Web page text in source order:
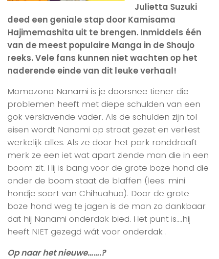
Julietta Suzuki
deed een geniale stap door Kamisama
Hajimemashita uit te brengen. Inmiddels één
van de meest populaire Manga in de Shoujo
reeks. Vele fans kunnen niet wachten op het
naderende einde van dit leuke verhaal!
Momozono Nanami is je doorsnee tiener die
problemen heeft met diepe schulden van een
gok verslavende vader. Als de schulden zijn tol
eisen wordt Nanami op straat gezet en verliest
werkelijk alles. Als ze door het park ronddraaft
merk ze een iet wat apart ziende man die in een
boom zit. Hij is bang voor de grote boze hond die
onder de boom staat de blaffen (lees: mini
hondje soort van Chihuahua). Door de grote
boze hond weg te jagen is de man zo dankbaar
dat hij Nanami onderdak bied. Het punt is….hij
heeft NIET gezegd wát voor onderdak .
Op naar het nieuwe…….?